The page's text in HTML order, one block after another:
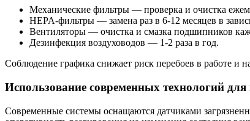
Механические фильтры — проверка и очистка
HEPA-фильтры — замена раз в 6-12 месяцев в
Вентиляторы — очистка и смазка подшипников
Дезинфекция воздуховодов — 1-2 раза в год.
Соблюдение графика снижает риск перебоев в работе и
Использование современных технологий
Современные системы оснащаются датчиками